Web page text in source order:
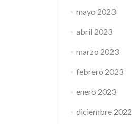
mayo 2023
abril 2023
marzo 2023
febrero 2023
enero 2023
diciembre 2022